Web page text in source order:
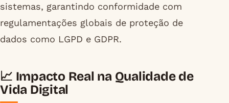
sistemas, garantindo conformidade com
regulamentações globais de proteção de
dados como LGPD e GDPR.
📈 Impacto Real na Qualidade de
Vida Digital